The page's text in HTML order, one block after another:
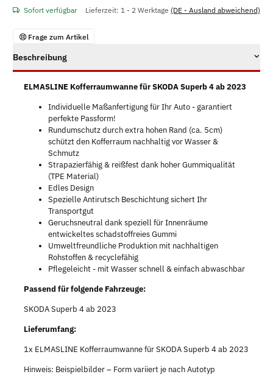
Sofort verfügbar Lieferzeit: 1 - 2 Werktage (DE - Ausland abweichend)
Frage zum Artikel
Beschreibung
ELMASLINE Kofferraumwanne für SKODA Superb 4 ab 2023
Individuelle Maßanfertigung für Ihr Auto - garantiert
perfekte Passform!
Rundumschutz durch extra hohen Rand (ca. 5cm)
schützt den Kofferraum nachhaltig vor Wasser &
Schmutz
Strapazierfähig & reißfest dank hoher Gummiqualität
(TPE Material)
Edles Design
Spezielle Antirutsch Beschichtung sichert Ihr
Transportgut
Geruchsneutral dank speziell für Innenräume
entwickeltes schadstoffreies Gummi
Umweltfreundliche Produktion mit nachhaltigen
Rohstoffen & recyclefähig
Pflegeleicht - mit Wasser schnell & einfach abwaschbar
Passend für folgende Fahrzeuge:
SKODA Superb 4 ab 2023
Lieferumfang:
1x ELMASLINE Kofferraumwanne für SKODA Superb 4 ab 2023
Hinweis: Beispielbilder – Form variiert je nach Autotyp